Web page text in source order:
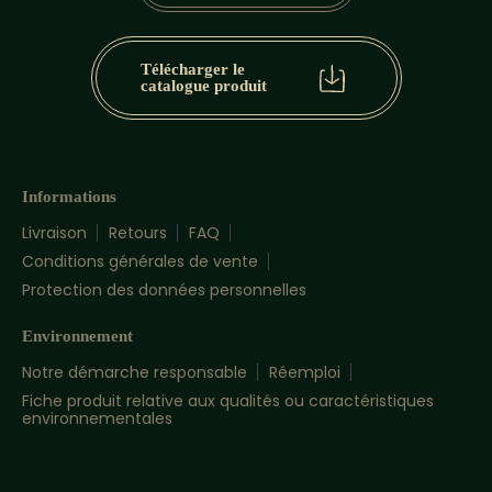
Informations
Livraison Retours
FAQ
Conditions générales de vente
Protection des données personnelles
Environnement
Notre démarche responsable
Réemploi
Fiche produit relative aux qualités ou caractéristiques
environnementales
Télécharger le
catalogue produit